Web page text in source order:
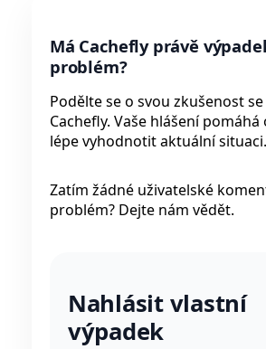
Má Cachefly právě
problém?
Podělte se o svou zkušenost
Cachefly. Vaše hlášení
lépe vyhodnotit aktuální situaci.
Zatím žádné uživatelské
problém? Dejte nám vědět.
Nahlásit vlastní
výpadek